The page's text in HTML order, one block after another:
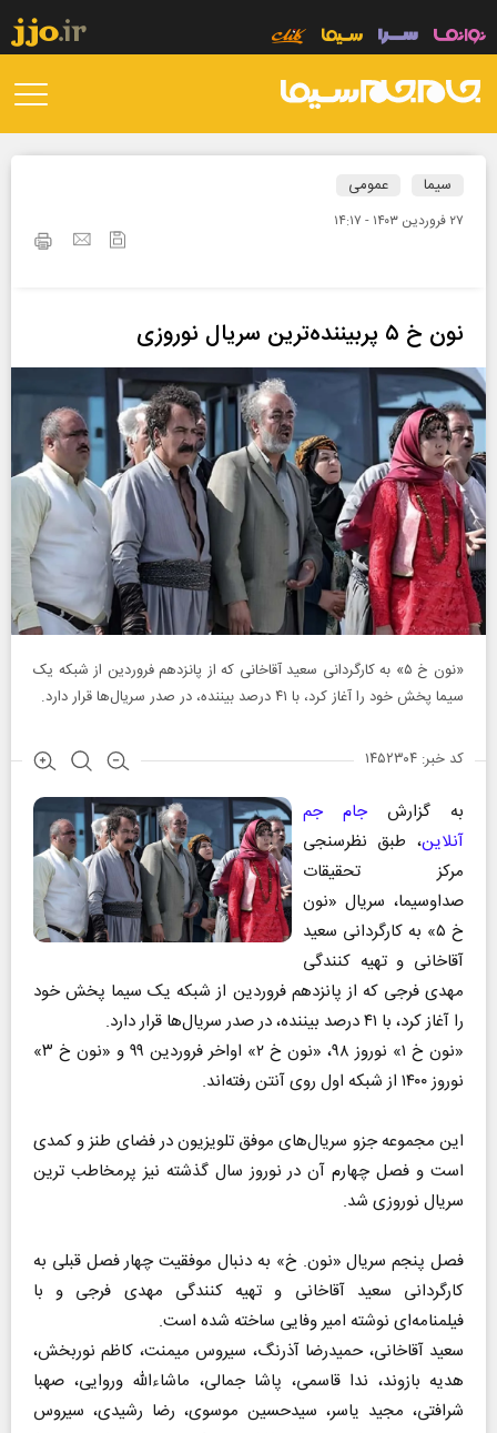
سیما عمومی
۲۷ فروردين ۱۴۰۳ - ۱۴:۱۷
نون خ ۵ پربیننده‌ترین سریال نوروزی
«نون خ ۵» به کارگردانی سعید آقاخانی که از پانزدهم فروردین از شبکه یک
سیما پخش خود را آغاز کرد، با ۴۱ درصد بیننده، در صدر سریال‌ها قرار دارد.
کد خبر: ۱۴۵۲۳۰۴
به گزارشجام جم
آنلاین، طبق نظرسنجی
مرکز تحقیقات
صداوسیما، سریال «نون
خ ۵» به کارگردانی سعید
آقاخانی و تهیه کنندگی
مهدی فرجی که از پانزدهم فروردین از شبکه یک سیما پخش خود
را آغاز کرد، با ۴۱ درصد بیننده، در صدر سریال‌ها قرار دارد.
«نون خ ۱» نوروز ۹۸، «نون خ ۲» اواخر فروردین ۹۹ و «نون خ ۳»
نوروز ۱۴۰۰ از شبکه اول روی آنتن رفته‌اند.
این مجموعه جزو سریال‌های موفق تلویزیون در فضای طنز و کمدی
است و فصل چهارم آن در نوروز سال گذشته نیز پرمخاطب ترین
سریال نوروزی شد.
فصل پنجم سریال «نون. خ» به دنبال موفقیت چهار فصل قبلی به
کارگردانی سعید آقاخانی و تهیه کنندگی مهدی فرجی و با
فیلمنامه‌ای نوشته امیر وفایی ساخته شده است.
سعید آقاخانی، حمیدرضا آذرنگ، سیروس میمنت، کاظم نوربخش،
هدیه بازوند، ندا قاسمی، پاشا جمالی، ماشاءالله وروایی، صهبا
شرافتی، مجید یاسر، سیدحسین موسوی، رضا رشیدی، سیروس